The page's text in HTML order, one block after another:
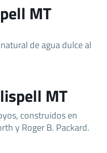
MT
de agua dulce al
MT
construidos en
y Roger B. Packard.